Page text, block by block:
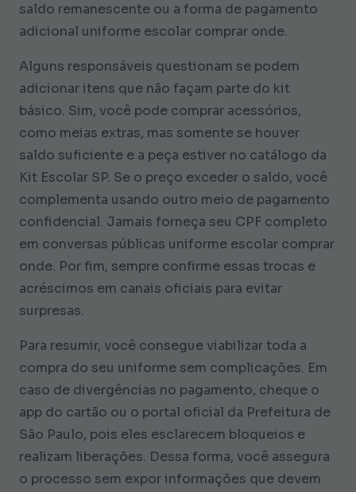
saldo remanescente ou a forma de pagamento
adicional uniforme escolar comprar onde.
Alguns responsáveis questionam se podem
adicionar itens que não façam parte do kit
básico. Sim, você pode comprar acessórios,
como meias extras, mas somente se houver
saldo suficiente e a peça estiver no catálogo da
Kit Escolar SP. Se o preço exceder o saldo, você
complementa usando outro meio de pagamento
confidencial. Jamais forneça seu CPF completo
em conversas públicas uniforme escolar comprar
onde. Por fim, sempre confirme essas trocas e
acréscimos em canais oficiais para evitar
surpresas.
Para resumir, você consegue viabilizar toda a
compra do seu uniforme sem complicações. Em
caso de divergências no pagamento, cheque o
app do cartão ou o portal oficial da Prefeitura de
São Paulo, pois eles esclarecem bloqueios e
realizam liberações. Dessa forma, você assegura
o processo sem expor informações que devem